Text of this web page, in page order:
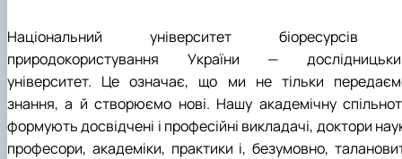
Національний університет біоресурсів
природокористування України —
університет. Це означає, що ми не тільки
знання, а й створюємо нові. Нашу академічну
формують досвідчені і професійні викладачі, доктори
професори, академіки, практики і, безумовно,